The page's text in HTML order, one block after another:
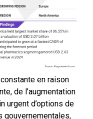
en raison
de l’augmentation
urgent d’options de
gouvernementales,